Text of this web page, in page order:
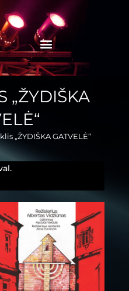
„ŽYDIŠKA
„ŽYDIŠKA GATVELĖ“